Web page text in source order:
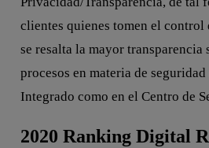
clientes quienes tomen el control
se resalta la mayor transparencia
procesos en materia de
Integrado como en el Centro de
2020 Ranking Digital